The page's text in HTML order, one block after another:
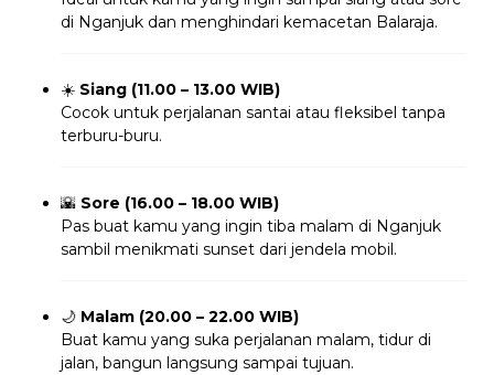
di Nganjuk dan menghindari kemacetan Balaraja.
☀️ Siang (11.00 – 13.00 WIB)
Cocok untuk perjalanan santai atau fleksibel tanpa
terburu-buru.
🌇 Sore (16.00 – 18.00 WIB)
Pas buat kamu yang ingin tiba malam di Nganjuk
sambil menikmati sunset dari jendela mobil.
🌙 Malam (20.00 – 22.00 WIB)
Buat kamu yang suka perjalanan malam, tidur di
jalan, bangun langsung sampai tujuan.